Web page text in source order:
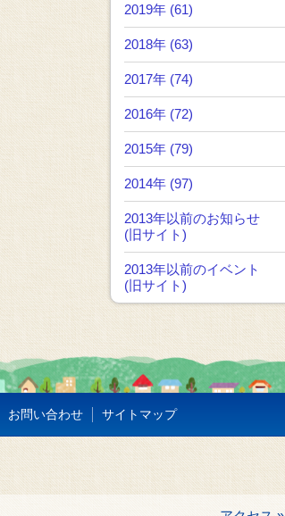
2019年 (61)
2018年 (63)
2017年 (74)
2016年 (72)
2015年 (79)
2014年 (97)
2013年以前のお知らせ
(旧サイト)
2013年以前のイベント
(旧サイト)
お問い合わせ サイトマップ